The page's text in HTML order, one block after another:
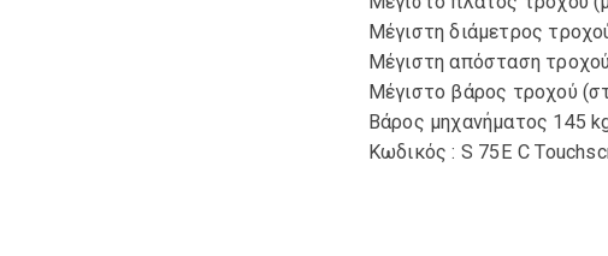
Μέγιστη διάμετρος
Μέγιστη απόσταση
Μέγιστο βάρος τροχού
Βάρος μηχανήματος 145
Κωδικός : S 75E C